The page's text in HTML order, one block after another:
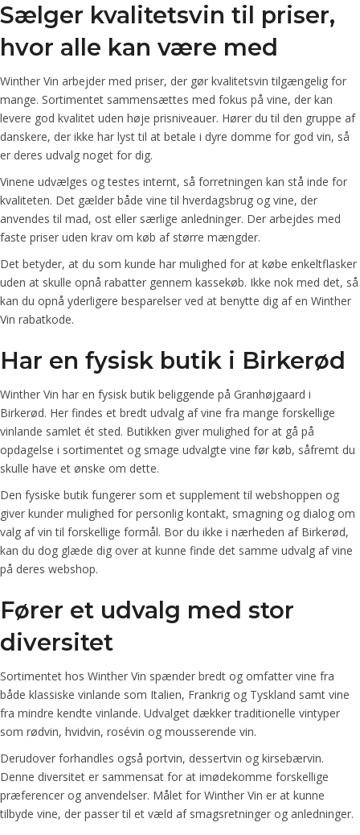
Sælger kvalitetsvin til priser,
hvor alle kan være med
Winther Vin arbejder med priser, der gør kvalitetsvin tilgængelig for
mange. Sortimentet sammensættes med fokus på vine, der kan
levere god kvalitet uden høje prisniveauer. Hører du til den gruppe af
danskere, der ikke har lyst til at betale i dyre domme for god vin, så
er deres udvalg noget for dig.
Vinene udvælges og testes internt, så forretningen kan stå inde for
kvaliteten. Det gælder både vine til hverdagsbrug og vine, der
anvendes til mad, ost eller særlige anledninger. Der arbejdes med
faste priser uden krav om køb af større mængder.
Det betyder, at du som kunde har mulighed for at købe enkeltflasker
uden at skulle opnå rabatter gennem kassekøb. Ikke nok med det, så
kan du opnå yderligere besparelser ved at benytte dig af en Winther
Vin rabatkode.
Har en fysisk butik i Birkerød
Winther Vin har en fysisk butik beliggende på Granhøjgaard i
Birkerød. Her findes et bredt udvalg af vine fra mange forskellige
vinlande samlet ét sted. Butikken giver mulighed for at gå på
opdagelse i sortimentet og smage udvalgte vine før køb, såfremt du
skulle have et ønske om dette.
Den fysiske butik fungerer som et supplement til webshoppen og
giver kunder mulighed for personlig kontakt, smagning og dialog om
valg af vin til forskellige formål. Bor du ikke i nærheden af Birkerød,
kan du dog glæde dig over at kunne finde det samme udvalg af vine
på deres webshop.
Fører et udvalg med stor
diversitet
Sortimentet hos Winther Vin spænder bredt og omfatter vine fra
både klassiske vinlande som Italien, Frankrig og Tyskland samt vine
fra mindre kendte vinlande. Udvalget dækker traditionelle vintyper
som rødvin, hvidvin, rosévin og mousserende vin.
Derudover forhandles også portvin, dessertvin og kirsebærvin.
Denne diversitet er sammensat for at imødekomme forskellige
præferencer og anvendelser. Målet for Winther Vin er at kunne
tilbyde vine, der passer til et væld af smagsretninger og anledninger.